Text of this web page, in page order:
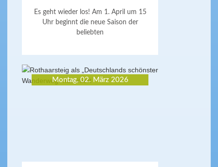
Es geht wieder los! Am 1. April um 15
Uhr beginnt die neue Saison der
beliebten
Montag, 02. März 2026